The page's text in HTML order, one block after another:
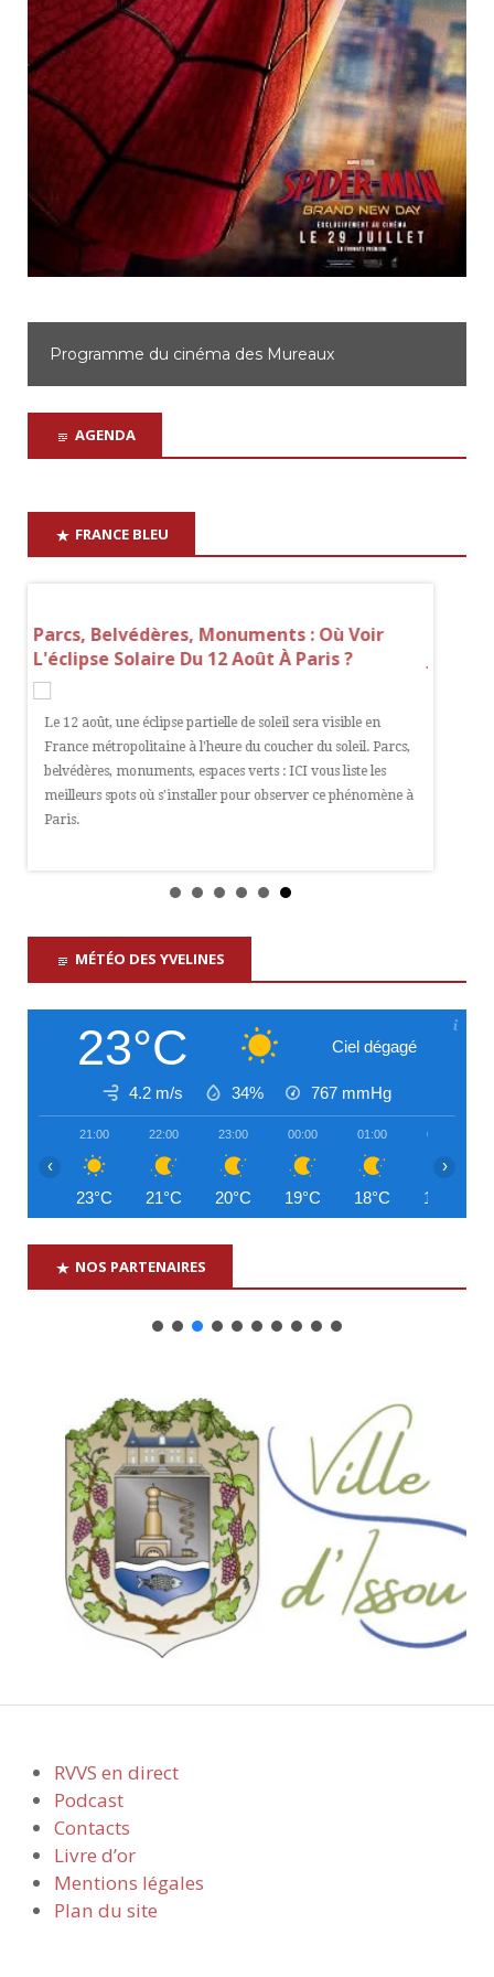
Programme du cinéma d'Achères
AGENDA
FRANCE BLEU
Parcs, Belvédères, Monuments : Où Voir
L'éclipse Solaire Du 12 Août À Paris ?
Le 12 août, une éclipse partielle de soleil sera visible en
France métropolitaine à l'heure du coucher du soleil. Parcs,
belvédères, monuments, espaces verts : ICI vous liste les
meilleurs spots où s'installer pour observer ce phénomène à
Paris.
MÉTÉO DES YVELINES
23°C Ciel dégagé
4.2 m/s 34% 767 mmHg
21:00
23°C
22:00
21°C
23:00
20°C
00:00
19°C
01:00
18°C
02:00
17°C
‹ ›
NOS PARTENAIRES
RVVS en direct
Podcast
Contacts
Livre d’or
Mentions légales
Plan du site